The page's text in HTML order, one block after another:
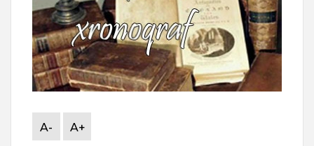
A- A+